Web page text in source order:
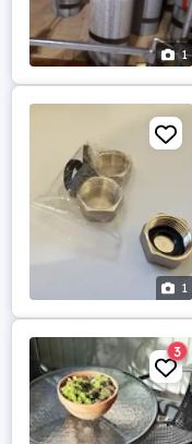
1
1
3